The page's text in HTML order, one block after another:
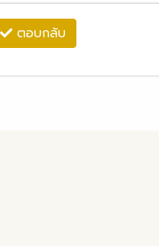
ตอบกลับ